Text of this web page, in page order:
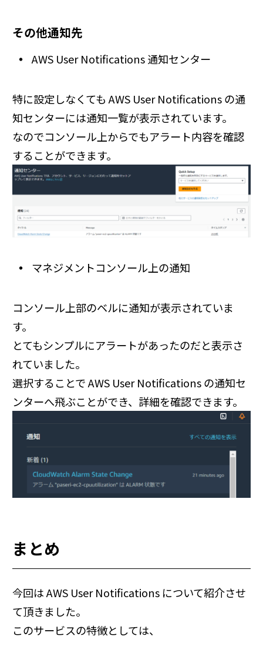
その他通知先
AWS User Notifications 通知センター
特に設定しなくても AWS User Notifications の通
知センターには通知一覧が表示されています。
なのでコンソール上からでもアラート内容を確認
することができます。
マネジメントコンソール上の通知
コンソール上部のベルに通知が表示されていま
す。
とてもシンプルにアラートがあったのだと表示さ
れていました。
選択することで AWS User Notifications の通知セ
ンターへ飛ぶことができ、詳細を確認できます。
まとめ
今回は AWS User Notifications について紹介させ
て頂きました。
このサービスの特徴としては、